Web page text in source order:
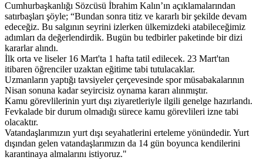
Cumhurbaşkanlığı Sözcüsü İbrahim Kalın’ın açıklamalarından
satırbaşları şöyle; “Bundan sonra titiz ve kararlı bir şekilde devam
edeceğiz. Bu salgının seyrini izlerken ülkemizdeki atabileceğimiz
adımları da değerlendirdik. Bugün bu tedbirler paketinde bir dizi
kararlar alındı.
İlk orta ve liseler 16 Mart'ta 1 hafta tatil edilecek. 23 Mart'tan
itibaren öğrenciler uzaktan eğitime tabi tutulacaklar.
Uzmanların yaptığı tavsiyeler çerçevesinde spor müsabakalarının
Nisan sonuna kadar seyircisiz oynama kararı alınmıştır.
Kamu görevlilerinin yurt dışı ziyaretleriyle ilgili genelge hazırlandı.
Fevkalade bir durum olmadığı sürece kamu görevlileri izne tabi
olacaktır.
Vatandaşlarımızın yurt dışı seyahatlerini erteleme yönündedir. Yurt
dışından gelen vatandaşlarımızın da 14 gün boyunca kendilerini
karantinaya almalarını istiyoruz."